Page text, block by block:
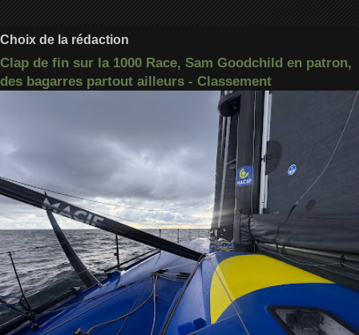
Choix de la rédaction
Clap de fin sur la 1000 Race, Sam Goodchild en patron,
des bagarres partout ailleurs - Classement